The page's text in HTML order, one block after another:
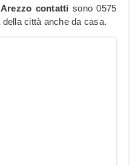
contatti sono 0575
città anche da casa.